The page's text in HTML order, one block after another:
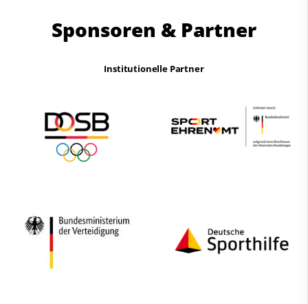
Sponsoren & Partner
Institutionelle Partner